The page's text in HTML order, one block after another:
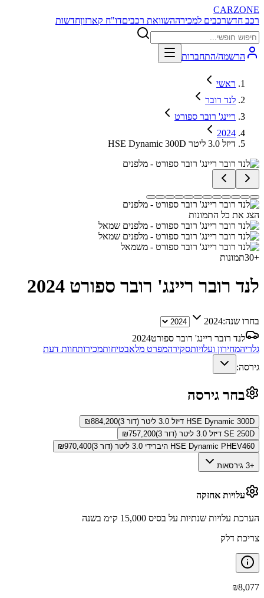
CARZONE
רכב חדשרכבים למכירההשוואת רכביםדו"ח קארזוןחדשות
הרשמה/התחברות
ראשי
לנד רובר
ריינג' רובר ספורט
2024
HSE Dynamic 300D דיזל 3.0 ליטר
הצג את כל התמונות
+
30תמונות
לנד רובר ריינג' רובר ספורט 2024
בחרו שנה:2024
לנד רובר ריינג' רובר ספורט2024
גלריהמחירון ועלויותסקירהמפרט מלאבטיחותמכירותחוות דעת
גירסה:
בחר גירסה
HSE Dynamic 300D דיזל 3.0 ליטר (דור 3) ₪884,200
SE 250D דיזל 3.0 ליטר (דור 3)
₪757,200
HSE Dynamic PHEV460 היברידי 3.0 ליטר (דור 3)
₪970,400
+3 גירסאות
עלויות אחזקה
הערכת עלויות שנתיות על בסיס 15,000 ק״מ בשנה
צריכת דלק
₪8,077